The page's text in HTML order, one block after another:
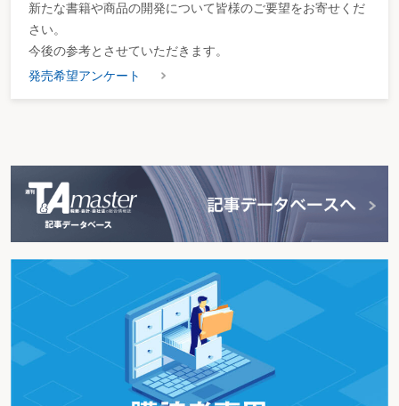
調整対象固定資産に係る税額の調整
課税売上割合が著しく変動したときの調整
課税業務用調整対象固定資産を非課税業務用に転用した場合
非課税業務用調整対象固定資産を課税業務用に転用した場合
居住用賃貸建物を住宅以外の用に貸し付けた場合等の税額の調整
特定課税仕入れに係る対価の返還等を受けた場合の税額控除
第７ 貸倒れに係る税額控除等～貸倒れをどう処理するか～
＜フローチャート＞
貸倒れに係る消費税額の控除等
＜フローチャート＞
第１ 簡易課税制度の選択～中小事業者の仕入税額控除の特例～
＜フローチャート＞
簡易課税制度が選択できる場合
簡易課税制度の選択制限
第２ みなし仕入率～６段階の概算控除率～
＜フローチャート＞
みなし仕入率の特例
新たな書籍や商品の開発について皆様のご要望をお寄せくだ
さい。
今後の参考とさせていただきます。
発売希望アンケート